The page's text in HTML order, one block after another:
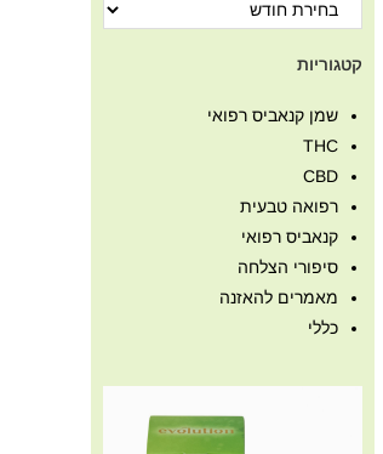
קטגוריות
שמן קנאביס רפואי
THC
CBD
רפואה טבעית
קנאביס רפואי
סיפורי הצלחה
מאמרים להאזנה
כללי